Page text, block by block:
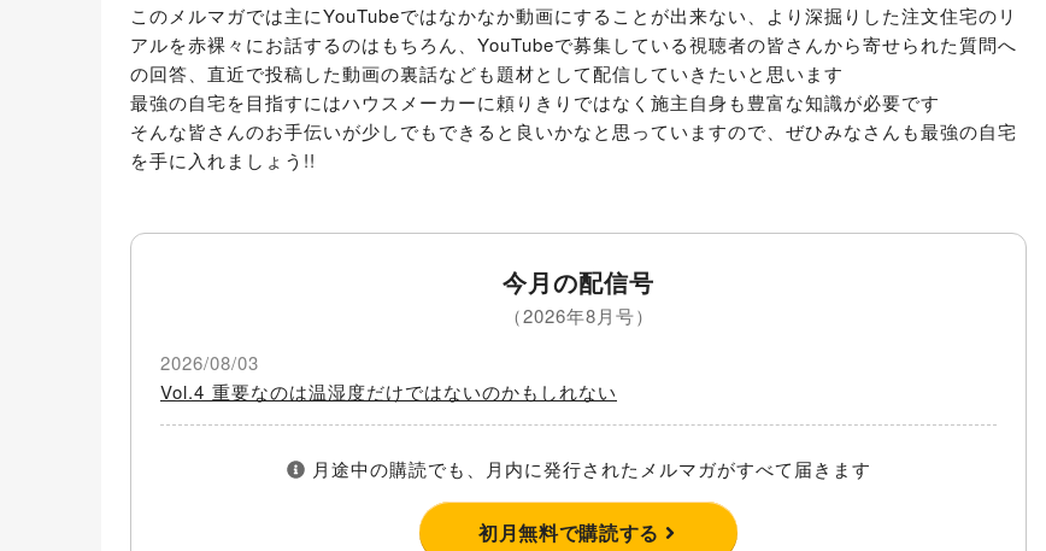
このメルマガでは主にYouTubeではなかなか動画にすることが出来ない、より深掘りした注文住宅のリ
アルを赤裸々にお話するのはもちろん、YouTubeで募集している視聴者の皆さんから寄せられた質問へ
の回答、直近で投稿した動画の裏話なども題材として配信していきたいと思います
最強の自宅を目指すにはハウスメーカーに頼りきりではなく施主自身も豊富な知識が必要です
そんな皆さんのお手伝いが少しでもできると良いかなと思っていますので、ぜひみなさんも最強の自宅
を手に入れましょう!!
今月の配信号
（2026年8月号）
2026/08/03
Vol.4 重要なのは温湿度だけではないのかもしれない
月途中の購読でも、月内に発行されたメルマガがすべて届きます
初月無料で購読する